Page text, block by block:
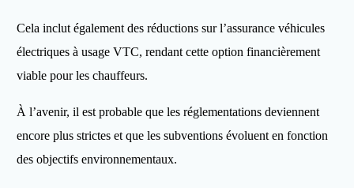
Cela inclut également des réductions sur l’assurance véhicules
électriques à usage VTC, rendant cette option financièrement
viable pour les chauffeurs.
À l’avenir, il est probable que les réglementations deviennent
encore plus strictes et que les subventions évoluent en fonction
des objectifs environnementaux.